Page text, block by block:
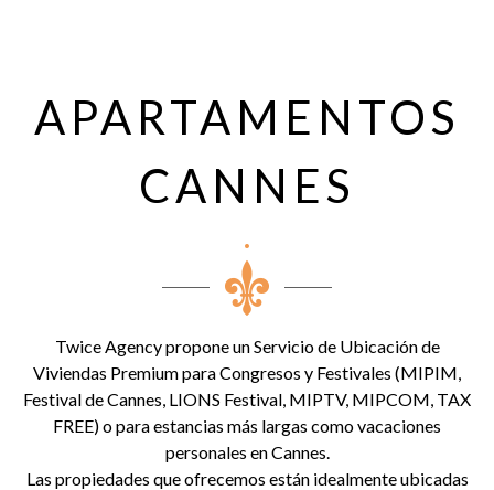
APARTAMENTOS
CANNES
Twice Agency propone un Servicio de Ubicación de
Viviendas Premium para Congresos y Festivales (MIPIM,
Festival de Cannes, LIONS Festival, MIPTV, MIPCOM, TAX
FREE) o para estancias más largas como vacaciones
personales en Cannes.
Las propiedades que ofrecemos están idealmente ubicadas